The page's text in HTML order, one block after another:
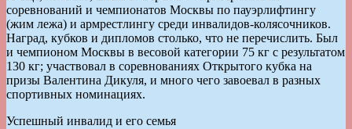
соревнований и чемпионатов Москвы по пауэрлифтингу
(жим лежа) и армрестлингу среди инвалидов-колясочников.
Наград, кубков и дипломов столько, что не перечислить. Был
и чемпионом Москвы в весовой категории 75 кг с результатом
130 кг; участвовал в соревнованиях Открытого кубка на
призы Валентина Дикуля, и много чего завоевал в разных
спортивных номинациях.
Успешный инвалид и его семья